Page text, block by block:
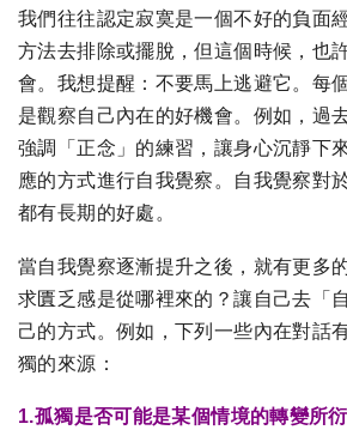
我們往往認定寂寞是一個不好的負面
方法去排除或擺脫，但這個時候，也
會。我想提醒：不要馬上逃避它。每
是觀察自己內在的好機會。例如，過
強調「正念」的練習，讓身心沉靜下
應的方式進行自我覺察。自我覺察對
都有長期的好處。
當自我覺察逐漸提升之後，就有更多
求匱乏感是從哪裡來的？讓自己去「
己的方式。例如，下列一些內在對話
獨的來源：
1.孤獨是否可能是某個情境的轉變所